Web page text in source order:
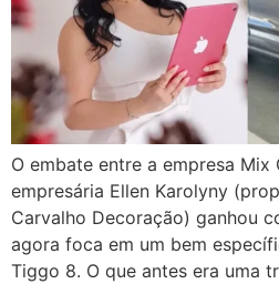
O embate entre a empresa Mix
empresária Ellen Karolyny
Carvalho Decoração) ganhou
agora foca em um bem
Tiggo 8. O que antes era uma